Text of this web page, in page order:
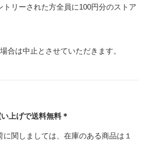
リーされた方全員に100円分のストア
合は中止とさせていただきます。
上げで送料無料＊
関しましては、在庫のある商品は１